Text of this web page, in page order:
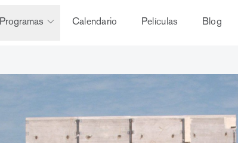
Programas Calendario Películas Blog